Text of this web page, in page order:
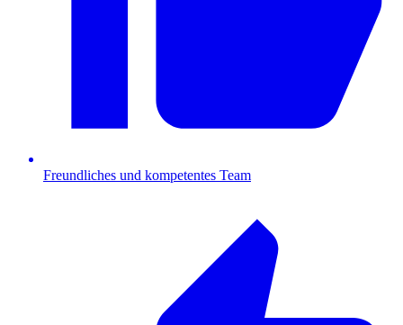
Freundliches und kompetentes Team